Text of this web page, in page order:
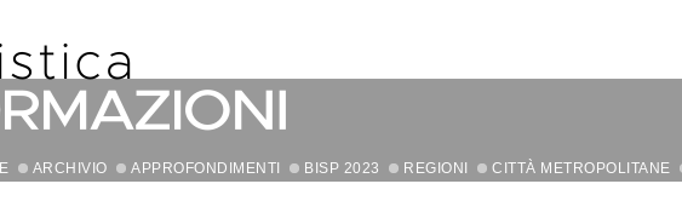
ARCHIVIO APPROFONDIMENTI BISP 2023 REGIONI CITTÀ METROPOLITANE